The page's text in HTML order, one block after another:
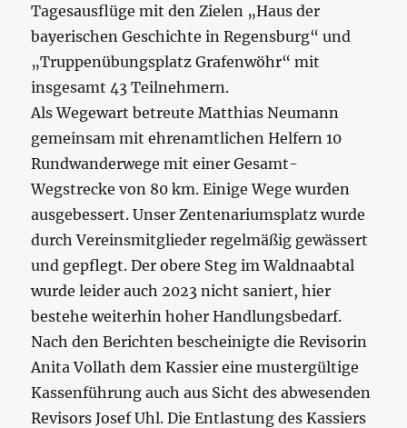
Tagesausflüge mit den Zielen „Haus der
bayerischen Geschichte in Regensburg“ und
„Truppenübungsplatz Grafenwöhr“ mit
insgesamt 43 Teilnehmern.
Als Wegewart betreute Matthias Neumann
gemeinsam mit ehrenamtlichen Helfern 10
Rundwanderwege mit einer Gesamt-
Wegstrecke von 80 km. Einige Wege wurden
ausgebessert. Unser Zentenariumsplatz wurde
durch Vereinsmitglieder regelmäßig gewässert
und gepflegt. Der obere Steg im Waldnaabtal
wurde leider auch 2023 nicht saniert, hier
bestehe weiterhin hoher Handlungsbedarf.
Nach den Berichten bescheinigte die Revisorin
Anita Vollath dem Kassier eine mustergültige
Kassenführung auch aus Sicht des abwesenden
Revisors Josef Uhl. Die Entlastung des Kassiers